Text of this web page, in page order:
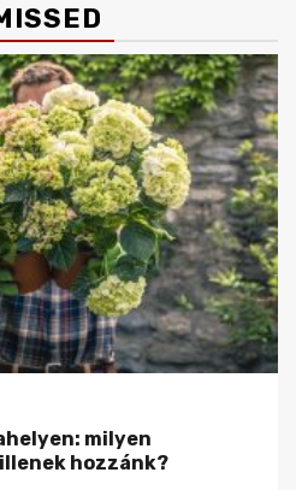
milyen
hozzánk?